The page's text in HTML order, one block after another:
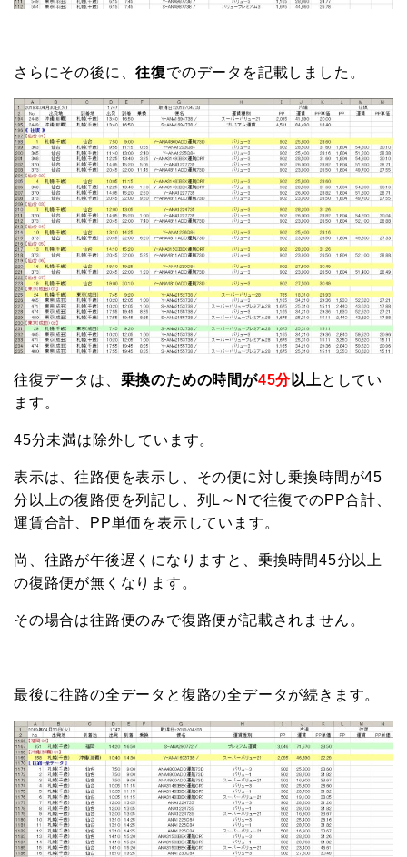
さらにその後に、往復でのデータを記載しました。
往復データは、 乗換のための時間が45分以上 としてい
ます。
45分未満は除外しています。
表示は、往路便を表示し、その便に対し乗換時間が45
分以上の復路便を列記し、列L～Nで往復でのPP合計、
運賃合計、PP単価を表示しています。
尚、往路が午後遅くになりますと、乗換時間45分以上
の復路便が無くなります。
その場合は往路便のみで復路便が記載されません。
最後に往路の全データと復路の全データが続きます。